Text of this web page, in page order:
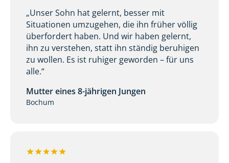
„Unser Sohn hat gelernt, besser mit
Situationen umzugehen, die ihn früher völlig
überfordert haben. Und wir haben gelernt,
ihn zu verstehen, statt ihn ständig beruhigen
zu wollen. Es ist ruhiger geworden – für uns
alle.“
Mutter eines 8-jährigen Jungen
Bochum